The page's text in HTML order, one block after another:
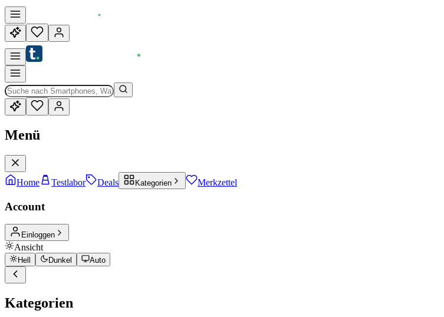
Menü
Home Testlabor Deals Kategorien Merkzettel
Account
Einloggen
Ansicht
Hell Dunkel Auto
Kategorien